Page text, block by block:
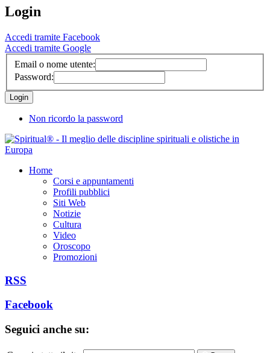
Login
Accedi tramite Facebook
Accedi tramite Google
Email o nome utente:
Password:
Non ricordo la password
Home
Corsi e appuntamenti
Profili pubblici
Siti Web
Notizie
Cultura
Video
Oroscopo
Promozioni
RSS
Facebook
Seguici anche su: